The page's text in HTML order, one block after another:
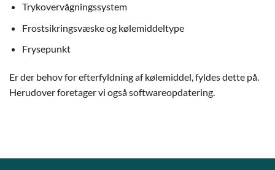
Trykovervågningssystem
Frostsikringsvæske og kølemiddeltype
Frysepunkt
Er der behov for efterfyldning af kølemiddel, fyldes dette på.
Herudover foretager vi også softwareopdatering.